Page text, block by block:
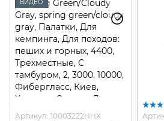
ВИДЕО
Артикул: 10003222HHX